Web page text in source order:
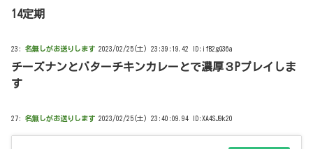
14定期
23: 名無しがお送りします 2023/02/25(土) 23:39:19.42 ID:ifB2gQ36a
チーズナンとバターチキンカレーとで濃厚３Pプレイしま
す
27: 名無しがお送りします 2023/02/25(土) 23:40:09.94 ID:XA4SJ9k20